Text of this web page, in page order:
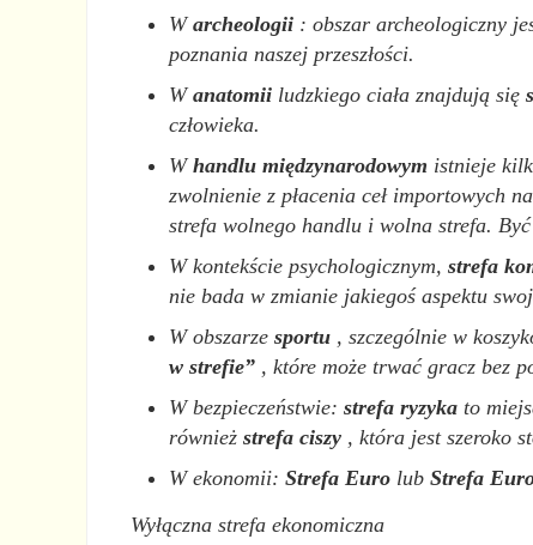
Warcheologii: obszar archeologiczny
poznania naszej przeszłości.
Wanatomiiludzkiego ciała znajdują się
człowieka.
Whandlu międzynarodowym istnieje
zwolnienie z płacenia ceł importowych
strefa wolnego handlu i wolna strefa.
W kontekście psychologicznym, strefa
nie bada w zmianie jakiegoś aspektu
W obszarze sportu, szczególnie w
w strefie”, które może trwać gracz bez
W bezpieczeństwie: strefa ryzykato
również strefa ciszy, która jest szeroko
W ekonomii: Strefa Eurolub Strefa
Wyłączna strefa ekonomiczna